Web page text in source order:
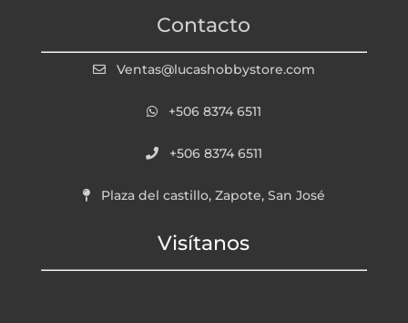
Contacto
Ventas@lucashobbystore.com
+506 8374 6511
+506 8374 6511
Plaza del castillo, Zapote, San José
Visítanos